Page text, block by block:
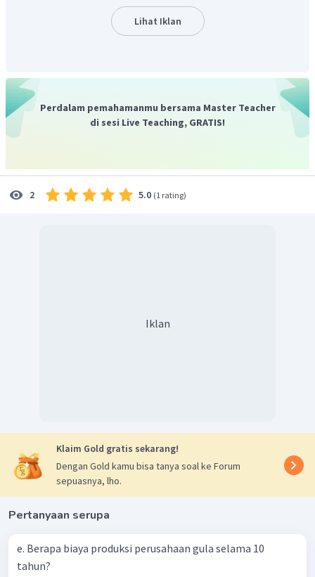
Jadi, jumlah produksi padi pada tahun
Lihat Iklan
Perdalam pemahamanmu bersama Master Teacher
di sesi Live Teaching, GRATIS!
2 5.0 (1 rating)
Iklan
Klaim Gold gratis sekarang!
Dengan Gold kamu bisa tanya soal ke Forum
sepuasnya, lho.
Pertanyaan serupa
e. Berapa biaya produksi perusahaan gula selama 10
tahun?